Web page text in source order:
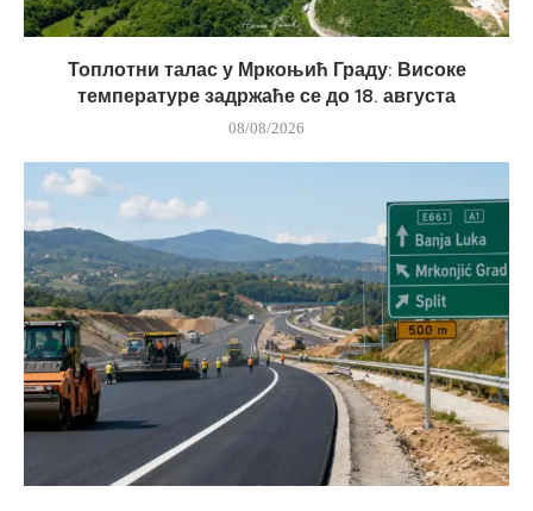
Топлотни талас у Мркоњић Граду: Високе
температуре задржаће се до 18. августа
08/08/2026